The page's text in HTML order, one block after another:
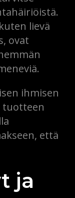
lievä
ovat
ihmisen
tuotteen
että
ja